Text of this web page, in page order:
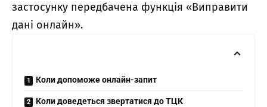
застосунку передбачена функція «Виправити
дані онлайн».
Коли допоможе онлайн-запит
Коли доведеться звертатися до ТЦК